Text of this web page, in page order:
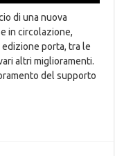
di una nuova
in circolazione,
edizione porta, tra le
altri miglioramenti.
del supporto